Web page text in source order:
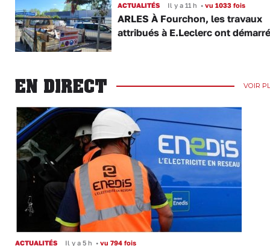
ACTUALITÉS Il y a 11 h •vu 1033 fois
ARLES À Fourchon, les travaux
attribués à E.Leclerc ont démarré
EN DIRECT VOIR
ACTUALITÉS Il y a 5 h • vu 794 fois